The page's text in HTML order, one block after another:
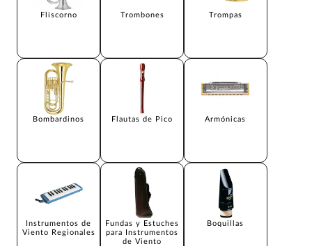
Fliscorno Trombones Trompas
Bombardinos Flautas de Pico Armónicas
Instrumentos de
Viento Regionales
Fundas y Estuches
para Instrumentos
de Viento
Boquillas